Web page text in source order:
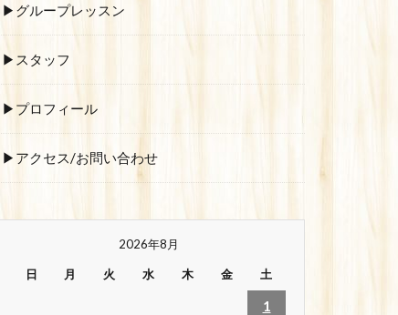
▶グループレッスン
▶スタッフ
▶プロフィール
▶アクセス/お問い合わせ
2026年8月
日 月 火 水 木 金 土
1